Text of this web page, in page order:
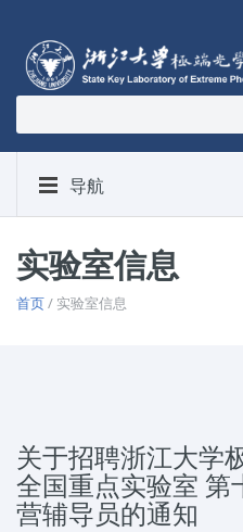
导航
实验室信息
首页/ 实验室信息
关于招聘浙江大学
全国重点实验室 第
营辅导员的通知